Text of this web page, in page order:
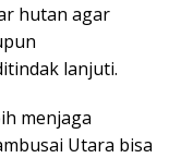
hutan agar
lanjuti.
menjaga
Utara bisa